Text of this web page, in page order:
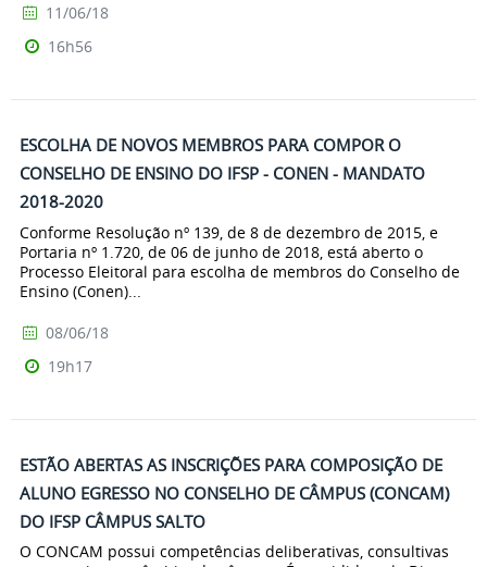
11/06/18
16h56
ESCOLHA DE NOVOS MEMBROS PARA COMPOR O
CONSELHO DE ENSINO DO IFSP - CONEN - MANDATO
2018-2020
Conforme Resolução nº 139, de 8 de dezembro de 2015, e
Portaria nº 1.720, de 06 de junho de 2018, está aberto o
Processo Eleitoral para escolha de membros do Conselho de
Ensino (Conen)...
08/06/18
19h17
ESTÃO ABERTAS AS INSCRIÇÕES PARA COMPOSIÇÃO DE
ALUNO EGRESSO NO CONSELHO DE CÂMPUS (CONCAM)
DO IFSP CÂMPUS SALTO
O CONCAM possui competências deliberativas, consultivas